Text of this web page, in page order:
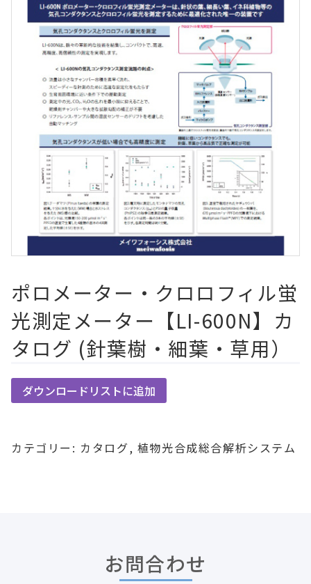
ポロメーター・クロロフィル蛍
光測定メーター【LI-600N】カ
タログ (針葉樹・細葉・草用）
ダウンロードリストに追加
カテゴリー: カタログ, 植物光合成総合解析システム
お問合わせ